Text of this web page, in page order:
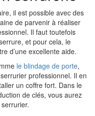
il est possible avec des
de parvenir à réaliser
Il faut toutefois
et pour cela, le
d’une excellente aide.
le blindage de porte,
professionnel. Il en
un coffre fort. Dans le
de clés, vous aurez